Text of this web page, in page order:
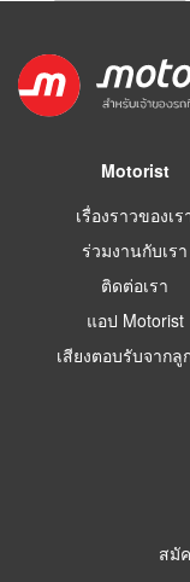
Motorist
เรื่องราวของเร
ร่วมงานกับเรา
ติดต่อเรา
แอป Motorist
เสียงตอบรับจากลู
สมั